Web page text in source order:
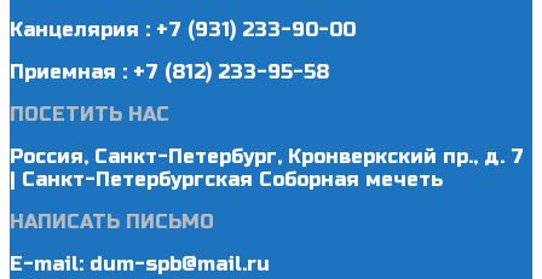
Канцелярия : +7 (931) 233-90-00
Приемная : +7 (812) 233-95-58
ПОСЕТИТЬ НАС
Россия, Санкт-Петербург, Кронверкский пр., д. 7
| Санкт-Петербургская Соборная мечеть
НАПИСАТЬ ПИСЬМО
E-mail: dum-spb@mail.ru